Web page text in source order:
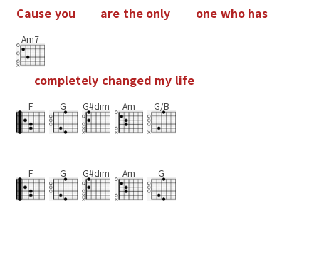
Cause you are the only one who has
Am7
completely changed my life
F G G#dim Am G/B
F G G#dim Am G